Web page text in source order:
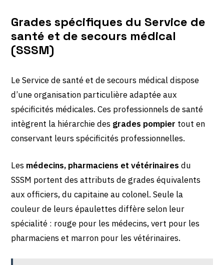
Grades spécifiques du Service de
santé et de secours médical
(SSSM)
Le Service de santé et de secours médical dispose
d’une organisation particulière adaptée aux
spécificités médicales. Ces professionnels de santé
intègrent la hiérarchie des grades pompier tout en
conservant leurs spécificités professionnelles.
Les médecins, pharmaciens et vétérinaires du
SSSM portent des attributs de grades équivalents
aux officiers, du capitaine au colonel. Seule la
couleur de leurs épaulettes diffère selon leur
spécialité : rouge pour les médecins, vert pour les
pharmaciens et marron pour les vétérinaires.